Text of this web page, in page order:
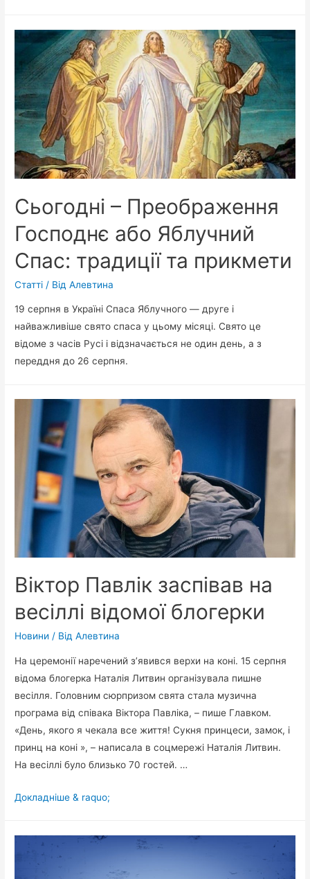
Спасом
Преображення
Господнє
Сьогодні – Преображення
Господнє або Яблучний
Спас: традиції та прикмети
Статті / ВідАлевтина
19 серпня в Україні Спаса Яблучного — друге і
найважливіше свято спаса у цьому місяці. Свято це
відоме з часів Русі і відзначається не один день, а з
переддня до 26 серпня.
Віктор Павлік заспівав на
весіллі відомої блогерки
Новини / ВідАлевтина
На церемонії наречений з’явився верхи на коні. 15 серпня
відома блогерка Наталія Литвин організувала пишне
весілля. Головним сюрпризом свята стала музична
програма від співака Віктора Павліка, – пише Главком.
«День, якого я чекала все життя! Сукня принцеси, замок, і
принц на коні », – написала в соцмережі Наталія Литвин.
На весіллі було близько 70 гостей. …
Віктор
весіллі
Докладніше & raquo;